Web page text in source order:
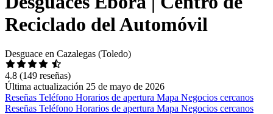
Reciclado del Automóvil
Desguace en Cazalegas (Toledo)
4.8 (149 reseñas)
Última actualización 25 de mayo de 2026
Reseñas Teléfono Horarios de apertura Mapa Negocios cercanos
Reseñas Teléfono Horarios de apertura Mapa Negocios cercanos